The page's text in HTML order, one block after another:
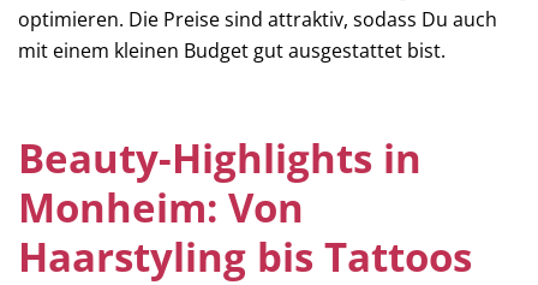
optimieren. Die Preise sind attraktiv, sodass Du auch
mit einem kleinen Budget gut ausgestattet bist.
Beauty-Highlights in
Monheim: Von
Haarstyling bis Tattoos